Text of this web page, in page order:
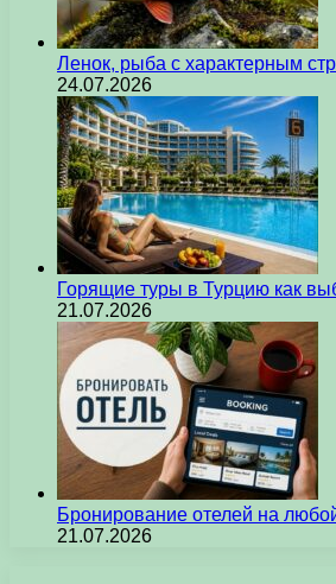
Ленок, рыба с характерным
24.07.2026
Горящие туры в Турцию как
21.07.2026
Бронирование отелей на
21.07.2026